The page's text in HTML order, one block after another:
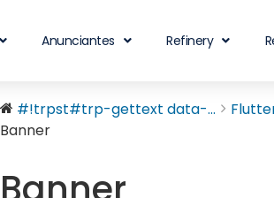
Anunciantes Refinery
#!trpst#trp-gettext data-...
Banner